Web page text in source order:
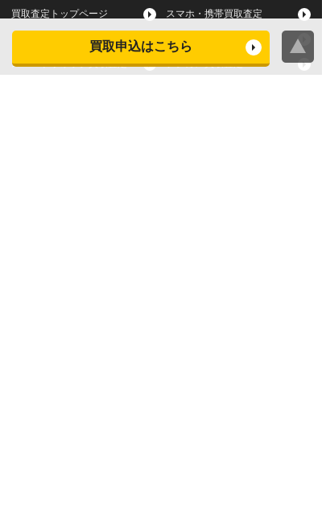
買取申込はこちら
買取査定トップページ スマホ・携帯買取査定
タブレット買取査定 パソコン買取査定
スマートウォッチ買取査定 デジカメ買取査定